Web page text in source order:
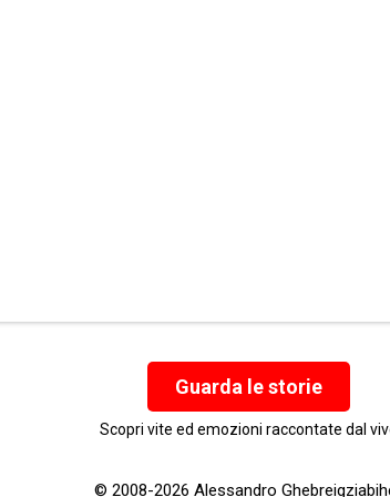
Guarda le storie
Scopri vite ed emozioni raccontate dal
© 2008-2026 Alessandro